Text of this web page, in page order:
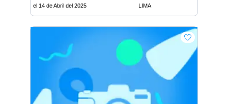
el 14 de Abril del 2025 LIMA